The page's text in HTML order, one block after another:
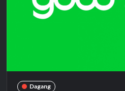
Dagang